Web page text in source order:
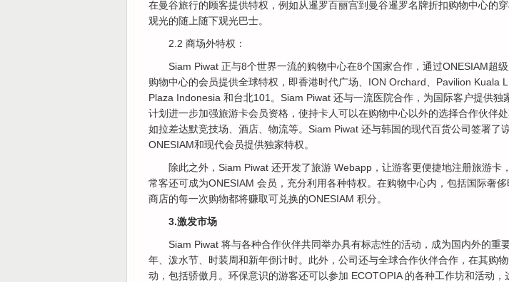
在曼谷旅行的顾客提供特权，例如从暹罗百丽宫到曼谷暹罗名牌折扣购物中心的
观光的随上随下观光巴士。
2.2 商场外特权：
Siam Piwat 正与8个世界一流的购物中心在8个国家合作，通过ONESIAM超
购物中心的会员提供全球特权，即香港时代广场、ION Orchard、Pavilion Kuala
Plaza Indonesia 和台北101。Siam Piwat 还与一流医院合作，为国际客户提供独
计划进一步加强旅游卡会员资格，使持卡人可以在购物中心以外的选择合作伙伴处
如拉差达默竞技场、酒店、物流等。Siam Piwat 还与韩国的现代百货公司签署了
ONESIAM和现代会员提供独家特权。
除此之外，Siam Piwat 还开发了旅游 Webapp，让游客更便捷地注册旅游卡
常客还可成为ONESIAM 会员，充分利用各种特权。在购物中心内，包括国际奢
商店的每一次购物都将赚取可兑换的ONESIAM 积分。
3.激发市场
Siam Piwat 将与各种合作伙伴共同举办具有标志性的活动，成为国内外的重
年、泼水节、时装周和新年倒计时。此外，公司还与全球合作伙伴合作，在其购
动，包括骄傲月。环保意识的游客还可以参加 ECOTOPIA 的各种工作坊和活动，